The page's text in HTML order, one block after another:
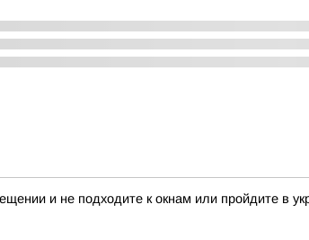
и не подходите к окнам или пройдите в